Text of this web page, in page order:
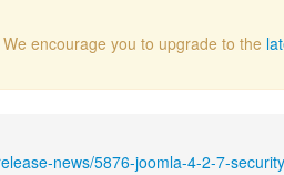
encourage you to upgrade to the
news/5876-joomla-4-2-7-